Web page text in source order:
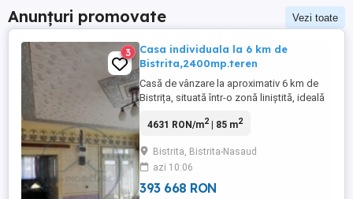
Anunțuri promovate Vezi toate
3
Casa individuala la 6 km de
Bistrita,2400mp.teren
Casă de vânzare la aproximativ 6 km de
Bistrița, situată într-o zonă liniștită, ideală
și aer curat, dar și acces rapid către oraș.
camere, hol, bucătărie și baie, iar sub
două dintre camere se află un beci
spațios, perfect ...
4631 RON/m2| 85 m2
Bistrita, Bistrita-Nasaud
azi 10:06
393 668 RON